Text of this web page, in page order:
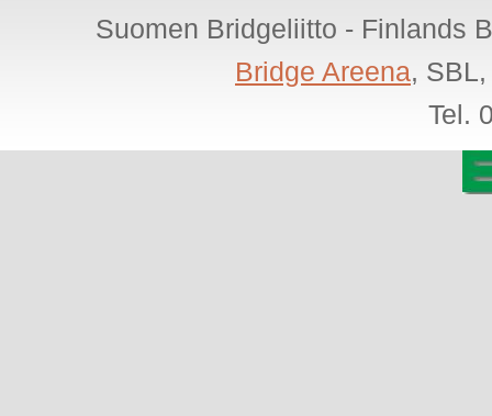
Suomen Bridgeliitto - Finlands
Bridge Areena,
Tel.